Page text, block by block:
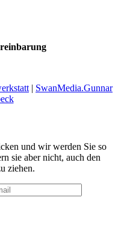
| SwanMedia.Gunnar
und wir werden Sie so
sie aber nicht, auch den
ziehen.